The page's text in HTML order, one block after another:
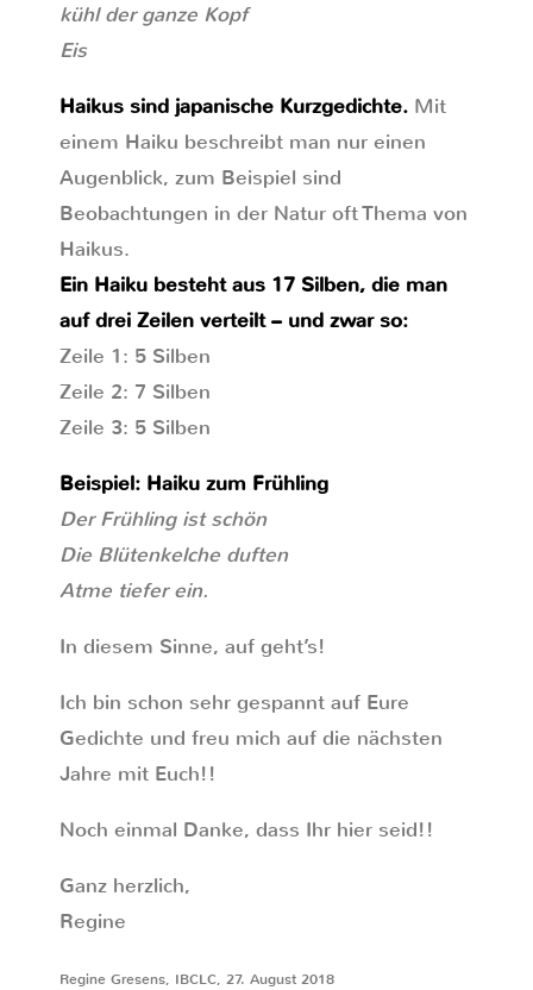
kühl der ganze Kopf
Eis
Haikus sind japanische Kurzgedichte. Mit
einem Haiku beschreibt man nur einen
Augenblick, zum Beispiel sind
Beobachtungen in der Natur oft Thema von
Haikus.
Ein Haiku besteht aus 17 Silben, die man
auf drei Zeilen verteilt – und zwar so:
Zeile 1: 5 Silben
Zeile 2: 7 Silben
Zeile 3: 5 Silben
Beispiel: Haiku zum Frühling
Der Frühling ist schön
Die Blütenkelche duften
Atme tiefer ein.
In diesem Sinne, auf geht’s!
Ich bin schon sehr gespannt auf Eure
Gedichte und freu mich auf die nächsten
Jahre mit Euch!!
Noch einmal Danke, dass Ihr hier seid!!
Ganz herzlich,
Regine
Regine Gresens, IBCLC, 27. August 2018